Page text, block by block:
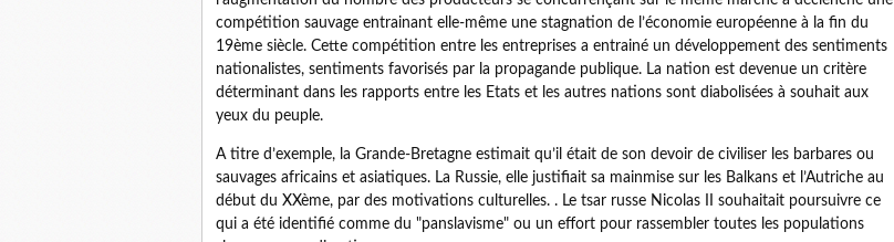
compétition sauvage entrainant elle-même une stagnation de l’économie européenne à la fin du
19ème siècle. Cette compétition entre les entreprises a entrainé un développement des sentiments
nationalistes, sentiments favorisés par la propagande publique. La nation est devenue un critère
déterminant dans les rapports entre les Etats et les autres nations sont diabolisées à souhait aux
yeux du peuple.
A titre d’exemple, la Grande-Bretagne estimait qu’il était de son devoir de civiliser les barbares ou
sauvages africains et asiatiques. La Russie, elle justifiait sa mainmise sur les Balkans et l’Autriche au
début du XXème, par des motivations culturelles. . Le tsar russe Nicolas II souhaitait poursuivre ce
qui a été identifié comme du "panslavisme" ou un effort pour rassembler toutes les populations